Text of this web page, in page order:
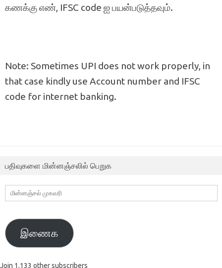
கணக்கு எண், IFSC code ஐ பயன்படுத்தவும்.
Note: Sometimes UPI does not work properly, in
that case kindly use Account number and IFSC
code for internet banking.
பதிவுகளை மின்னஞ்சலில் பெறுக
மின்னஞ்சல்
முகவரி
இணைக
Join 1,133 other subscribers